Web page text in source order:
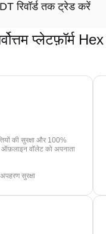
रिवॉर्ड तक ट्रेड करें
प्लेटफ़ॉर्म
की सुरक्षा और 100%
ऑफ़लाइन वॉलेट को अपनाता
सुरक्षा